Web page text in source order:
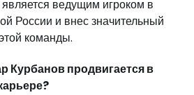
ведущим игроком в
России и внес значительный
команды.
Курбанов продвигается в